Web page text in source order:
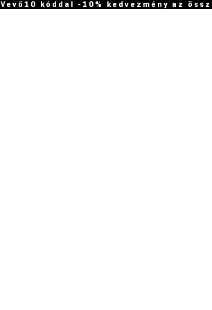
Vevő10 kóddal -10% kedvezmény az